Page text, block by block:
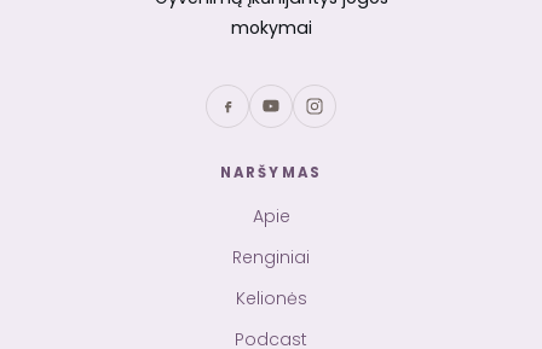
mokymai
NARŠYMAS
Apie
Renginiai
Kelionės
Podcast